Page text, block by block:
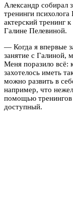
Александр собирал
тренинги
актерский тренинг
Галине Пелевиной.
— Когда я впервые
занятие с Галиной,
Меня поразило всё:
захотелось иметь
можно развить в
например, что
помощью тренингов
доступный.